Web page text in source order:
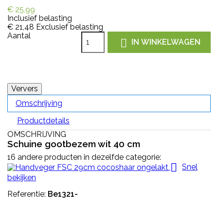
€ 25,99
Inclusief belasting
€ 21,48 Exclusief belasting
Aantal
 IN WINKELWAGEN
Omschrijving
Productdetails
OMSCHRIJVING
Schuine gootbezem wit 40 cm
16 andere producten in dezelfde categorie:
 Snel
bekijken
Referentie: Be1321-